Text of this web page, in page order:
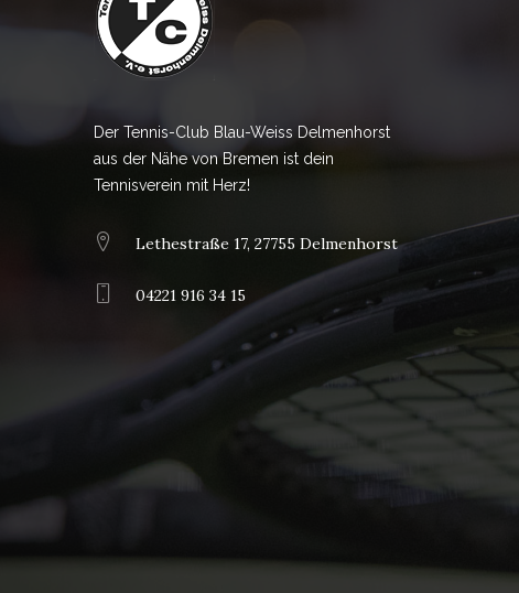
Der Tennis-Club Blau-Weiss Delmenhorst
aus der Nähe von Bremen ist dein
Tennisverein mit Herz!
Lethestraße 17, 27755 Delmenhorst
04221 916 34 15